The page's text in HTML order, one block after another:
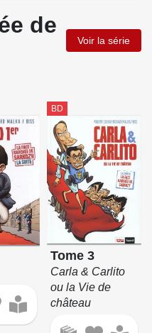
de
Voir la série
BD
Tome 3
Carla & Carlito
ou la Vie de
château